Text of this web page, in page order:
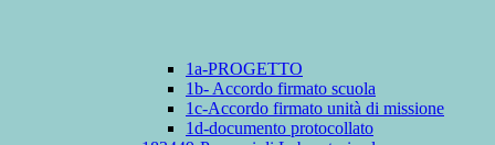
1a-PROGETTO
1b- Accordo firmato scuola
1c-Accordo firmato unità di missione
1d-documento protocollato